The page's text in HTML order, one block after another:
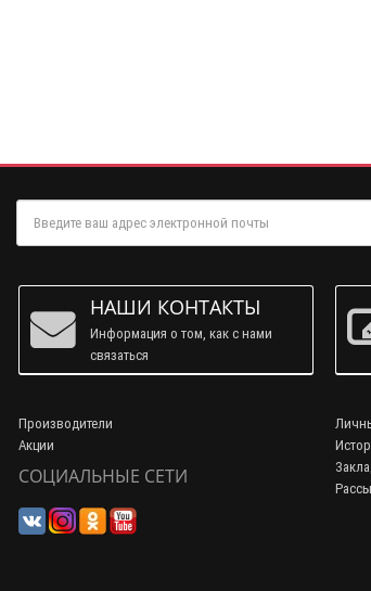
НАШИ КОНТАКТЫ
Информация о том, как с нами
связаться
Производители
Акции
СОЦИАЛЬНЫЕ СЕТИ